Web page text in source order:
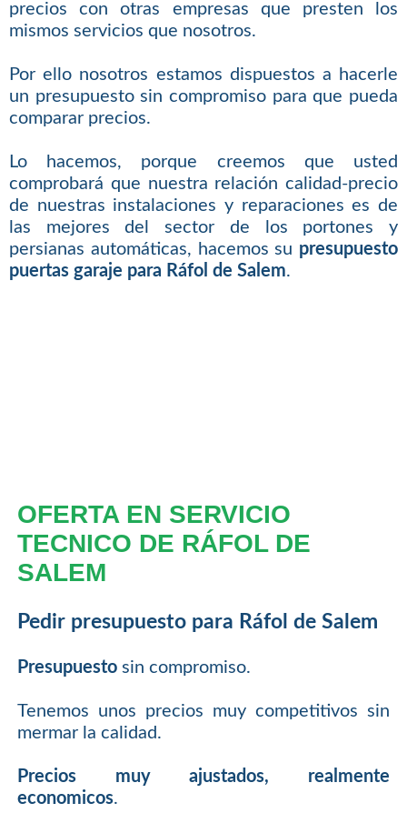
precios con otras empresas que presten los
mismos servicios que nosotros.
Por ello nosotros estamos dispuestos a hacerle
un presupuesto sin compromiso para que pueda
comparar precios.
Lo hacemos, porque creemos que usted
comprobará que nuestra relación calidad-precio
de nuestras instalaciones y reparaciones es de
las mejores del sector de los portones y
persianas automáticas, hacemos su presupuesto
puertas garaje para Ráfol de Salem.
OFERTA EN SERVICIO
TECNICO DE RÁFOL DE
SALEM
Pedir presupuesto para Ráfol de Salem
Presupuestosin compromiso.
Tenemos unos precios muy competitivos sin
mermar la calidad.
Precios muy ajustados, realmente
economicos.